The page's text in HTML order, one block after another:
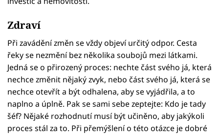
Zdraví
Při zavádění změn se vždy objeví určitý odpor. Cesta
řeky se nezmění bez několika soubojů mezi látkami.
Jedná se o přirozený proces: nechte část svého já, která
nechce změnit nějaký zvyk, nebo část svého já, která se
nechce otevřít a být odhalena, aby se vyjádřila, a to
naplno a úplně. Pak se sami sebe zeptejte: Kdo je tady
šéf? Nějaké rozhodnutí musí být učiněno, aby jakýkoli
proces stál za to. Při přemýšlení o této otázce je dobré